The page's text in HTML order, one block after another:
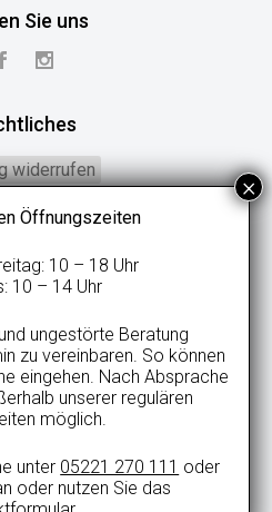
Sie uns
widerrufen
Öffnungszeiten
10 – 18 Uhr
10 – 14 Uhr
ungestörte Beratung
zu vereinbaren. So können
eingehen. Nach Absprache
unserer regulären
möglich.
unter 05221 270 111 oder
oder nutzen Sie das